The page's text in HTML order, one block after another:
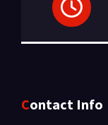
Contact Info